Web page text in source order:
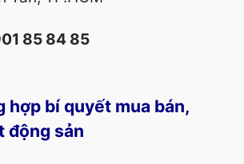
85 84 85
hợp bí quyết mua bán,
động sản